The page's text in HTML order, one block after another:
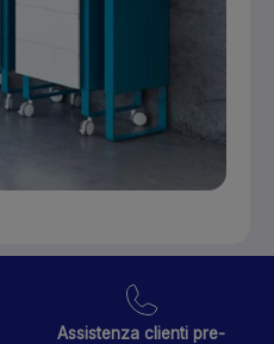
Assistenza clienti pre-